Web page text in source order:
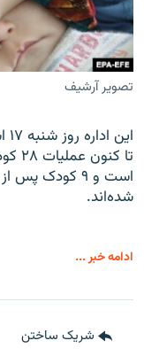
تصویر آرشیف
تا
است و ۹ کودک
شده‌اند.
ادامه خبر ...
شریک ساختن